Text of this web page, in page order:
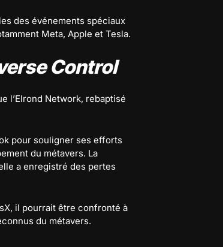
des événements spéciaux
Meta, Apple et Tesla.
Control
l’Elrond Network, rebaptisé
pour souligner ses efforts
du métavers. La
a enregistré des pertes
il pourrait être confronté à
du métavers.